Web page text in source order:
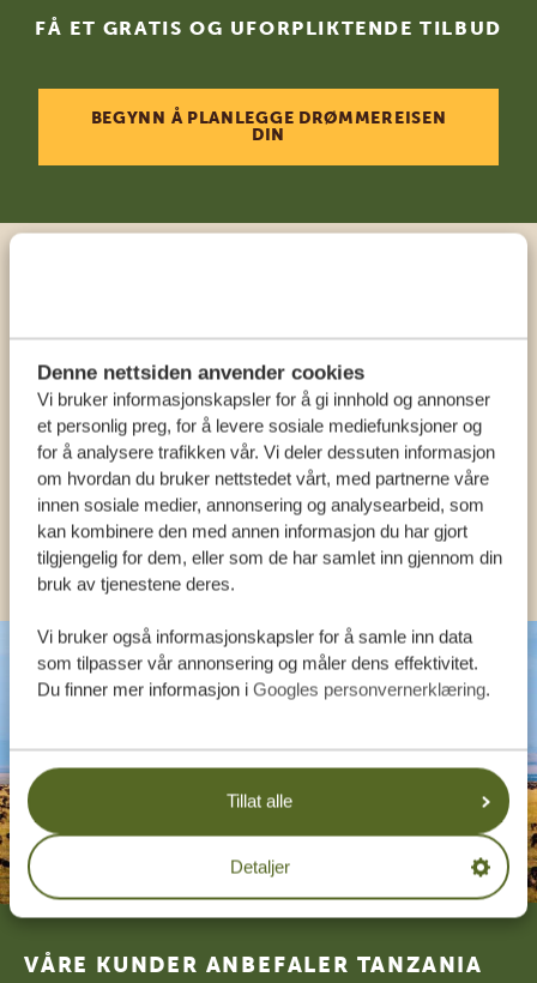
Denne nettsiden anvender cookies
Vi bruker informasjonskapsler for å gi innhold og annonser
et personlig preg, for å levere sosiale mediefunksjoner og
for å analysere trafikken vår. Vi deler dessuten informasjon
om hvordan du bruker nettstedet vårt, med partnerne våre
innen sosiale medier, annonsering og analysearbeid, som
kan kombinere den med annen informasjon du har gjort
tilgjengelig for dem, eller som de har samlet inn gjennom din
bruk av tjenestene deres.
Vi bruker også informasjonskapsler for å samle inn data
som tilpasser vår annonsering og måler dens effektivitet.
Du finner mer informasjon i Googles personvernerklæring.
Tillat alle
Detaljer
FÅ ET GRATIS OG UFORPLIKTENDE TILBUD
BEGYNN Å PLANLEGGE DRØMMEREISEN
DIN
DEG
NORSK:+31 174 788 108
ANDRE LAND
Footer
VÅRE KUNDER ANBEFALER TANZANIA